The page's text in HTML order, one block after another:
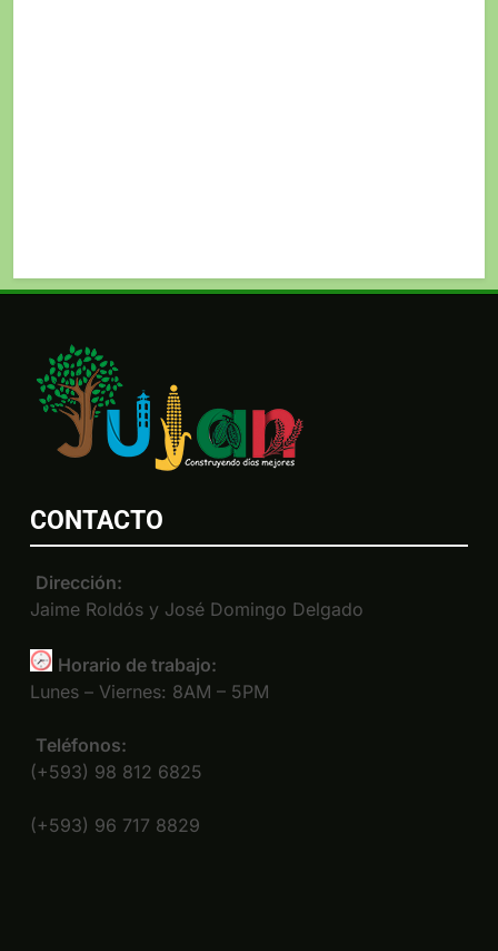
CONTACTO
Dirección:
Jaime Roldós y José Domingo Delgado
Horario de trabajo:
Lunes – Viernes: 8AM – 5PM
Teléfonos:
(+593) 98 812 6825
(+593) 96 717 8829